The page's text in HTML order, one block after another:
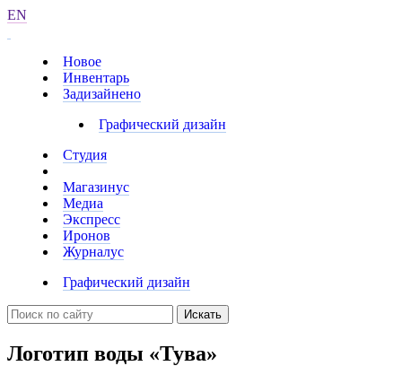
EN
Новое
Инвентарь
Задизайнено
Графический дизайн
Студия
Магазинус
Медиа
Экспресс
Иронов
Журналус
Графический дизайн
Искать
Логотип воды «Тува»